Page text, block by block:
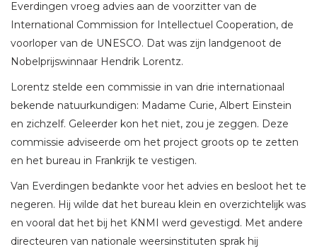
Everdingen vroeg advies aan de voorzitter van de
International Commission for Intellectuel Cooperation, de
voorloper van de UNESCO. Dat was zijn landgenoot de
Nobelprijswinnaar Hendrik Lorentz.
Lorentz stelde een commissie in van drie internationaal
bekende natuurkundigen: Madame Curie, Albert Einstein
en zichzelf. Geleerder kon het niet, zou je zeggen. Deze
commissie adviseerde om het project groots op te zetten
en het bureau in Frankrijk te vestigen.
Van Everdingen bedankte voor het advies en besloot het te
negeren. Hij wilde dat het bureau klein en overzichtelijk was
en vooral dat het bij het KNMI werd gevestigd. Met andere
directeuren van nationale weersinstituten sprak hij